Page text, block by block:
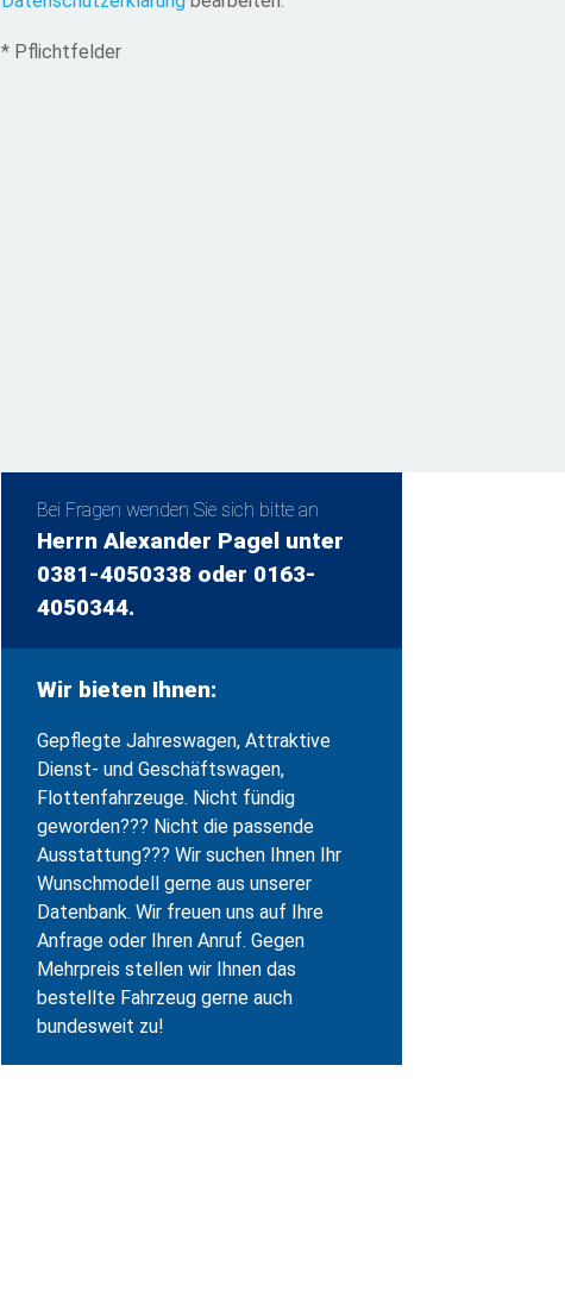
* Pflichtfelder
Bei Fragen wenden Sie sich bitte an
Herrn Alexander Pagel unter
0381-4050338 oder 0163-
4050344.
Wir bieten Ihnen:
Gepflegte Jahreswagen, Attraktive
Dienst- und Geschäftswagen,
Flottenfahrzeuge. Nicht fündig
geworden??? Nicht die passende
Ausstattung??? Wir suchen Ihnen Ihr
Wunschmodell gerne aus unserer
Datenbank. Wir freuen uns auf Ihre
Anfrage oder Ihren Anruf. Gegen
Mehrpreis stellen wir Ihnen das
bestellte Fahrzeug gerne auch
bundesweit zu!